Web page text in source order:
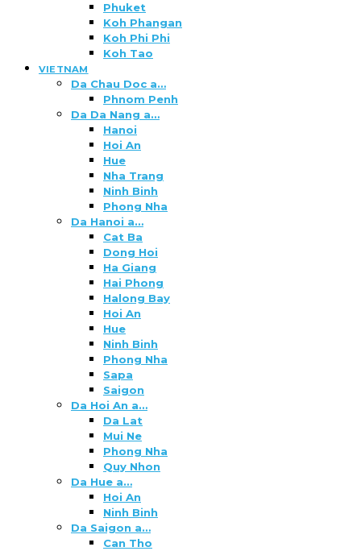
Phuket
Koh Phangan
Koh Phi Phi
Koh Tao
VIETNAM
Da Chau Doc a…
Phnom Penh
Da Da Nang a…
Hanoi
Hoi An
Hue
Nha Trang
Ninh Binh
Phong Nha
Da Hanoi a…
Cat Ba
Dong Hoi
Ha Giang
Hai Phong
Halong Bay
Hoi An
Hue
Ninh Binh
Phong Nha
Sapa
Saigon
Da Hoi An a…
Da Lat
Mui Ne
Phong Nha
Quy Nhon
Da Hue a…
Hoi An
Ninh Binh
Da Saigon a…
Can Tho